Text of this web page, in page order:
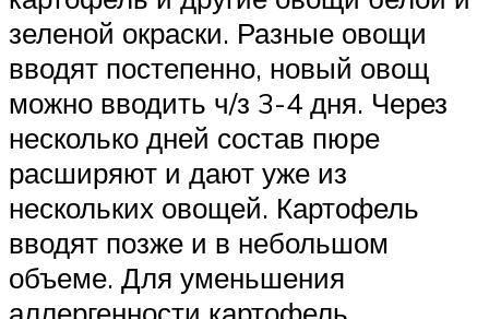
зеленой окраски. Разные овощи
вводят постепенно, новый овощ
можно вводить ч/з 3-4 дня. Через
несколько дней состав пюре
расширяют и дают уже из
нескольких овощей. Картофель
вводят позже и в небольшом
объеме. Для уменьшения